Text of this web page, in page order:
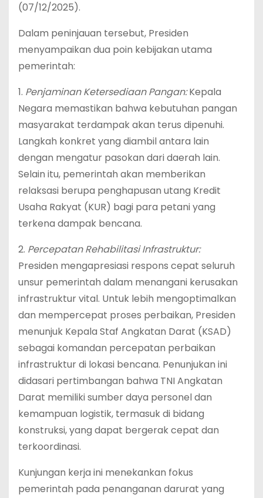
(07/12/2025).
‎Dalam peninjauan tersebut, Presiden
menyampaikan dua poin kebijakan utama
pemerintah:
‎1. Penjaminan Ketersediaan Pangan:Kepala
Negara memastikan bahwa kebutuhan pangan
masyarakat terdampak akan terus dipenuhi.
Langkah konkret yang diambil antara lain
dengan mengatur pasokan dari daerah lain.
Selain itu, pemerintah akan memberikan
relaksasi berupa penghapusan utang Kredit
Usaha Rakyat (KUR) bagi para petani yang
terkena dampak bencana.
‎2. Percepatan Rehabilitasi Infrastruktur:
‎Presiden mengapresiasi respons cepat seluruh
unsur pemerintah dalam menangani kerusakan
infrastruktur vital. Untuk lebih mengoptimalkan
dan mempercepat proses perbaikan, Presiden
menunjuk Kepala Staf Angkatan Darat (KSAD)
sebagai komandan percepatan perbaikan
infrastruktur di lokasi bencana. Penunjukan ini
didasari pertimbangan bahwa TNI Angkatan
Darat memiliki sumber daya personel dan
kemampuan logistik, termasuk di bidang
konstruksi, yang dapat bergerak cepat dan
terkoordinasi.
‎Kunjungan kerja ini menekankan fokus
pemerintah pada penanganan darurat yang